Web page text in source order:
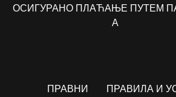
ОСИГУРАНО ПЛАЋАЊЕ ПУТЕМ
А
ПРАВНИ
ПРАВИЛА И